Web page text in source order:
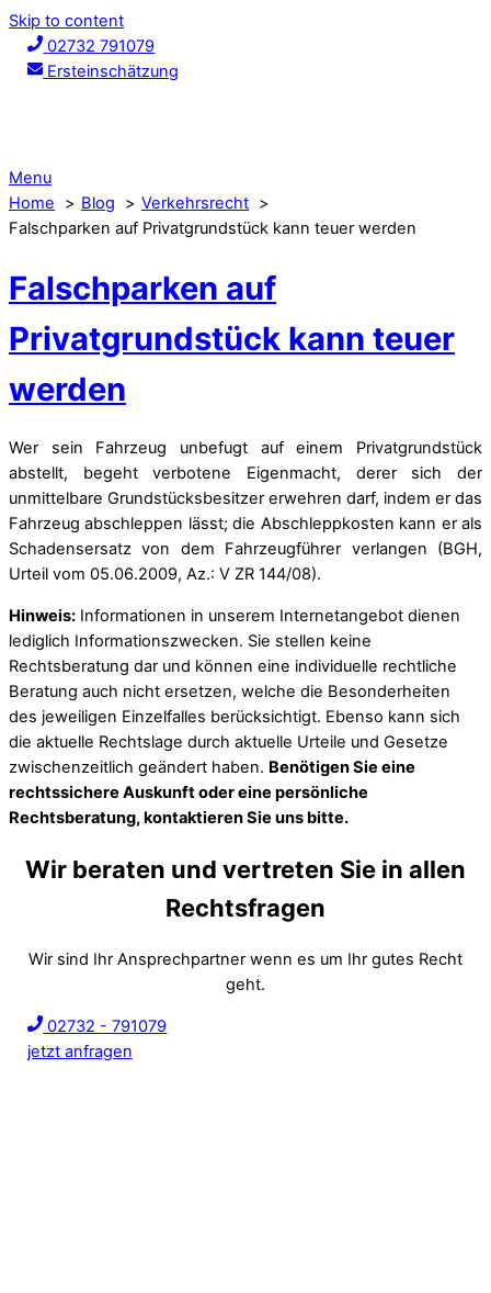
Skip to content
02732 791079
Ersteinschätzung
Menu
Home
Blog
Verkehrsrecht
Falschparken auf Privatgrundstück kann teuer werden
Falschparken auf
Privatgrundstück kann teuer
werden
Wer sein Fahrzeug unbefugt auf einem Privatgrundstück
abstellt, begeht verbotene Eigenmacht, derer sich der
unmittelbare Grundstücksbesitzer erwehren darf, indem er das
Fahrzeug abschleppen lässt; die Abschleppkosten kann er als
Schadensersatz von dem Fahrzeugführer verlangen (BGH,
Urteil vom 05.06.2009, Az.: V ZR 144/08).
Hinweis: Informationen in unserem Internetangebot dienen
lediglich Informationszwecken. Sie stellen keine
Rechtsberatung dar und können eine individuelle rechtliche
Beratung auch nicht ersetzen, welche die Besonderheiten
des jeweiligen Einzelfalles berücksichtigt. Ebenso kann sich
die aktuelle Rechtslage durch aktuelle Urteile und Gesetze
zwischenzeitlich geändert haben. Benötigen Sie eine
rechtssichere Auskunft oder eine persönliche
Rechtsberatung, kontaktieren Sie uns bitte.
Wir beraten und vertreten Sie in allen
Rechtsfragen
Wir sind Ihr Ansprechpartner wenn es um Ihr gutes Recht
geht.
02732 - 791079
jetzt anfragen